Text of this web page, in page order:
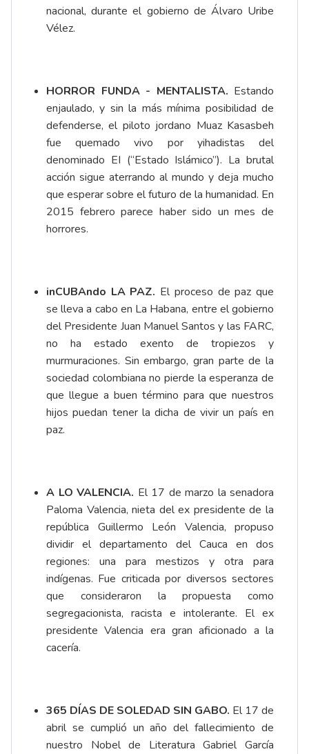
nacional, durante el gobierno de Álvaro Uribe
Vélez.
HORROR FUNDA - MENTALISTA. Estando
enjaulado, y sin la más mínima posibilidad de
defenderse, el piloto jordano Muaz Kasasbeh
fue quemado vivo por yihadistas del
denominado EI (“Estado Islámico”). La brutal
acción sigue aterrando al mundo y deja mucho
que esperar sobre el futuro de la humanidad. En
2015 febrero parece haber sido un mes de
horrores.
inCUBAndo LA PAZ. El proceso de paz que
se lleva a cabo en La Habana, entre el gobierno
del Presidente Juan Manuel Santos y las FARC,
no ha estado exento de tropiezos y
murmuraciones. Sin embargo, gran parte de la
sociedad colombiana no pierde la esperanza de
que llegue a buen término para que nuestros
hijos puedan tener la dicha de vivir un país en
paz.
A LO VALENCIA. El 17 de marzo la senadora
Paloma Valencia, nieta del ex presidente de la
república Guillermo León Valencia, propuso
dividir el departamento del Cauca en dos
regiones: una para mestizos y otra para
indígenas. Fue criticada por diversos sectores
que consideraron la propuesta como
segregacionista, racista e intolerante. El ex
presidente Valencia era gran aficionado a la
cacería.
365 DÍAS DE SOLEDAD SIN GABO. El 17 de
abril se cumplió un año del fallecimiento de
nuestro Nobel de Literatura Gabriel García